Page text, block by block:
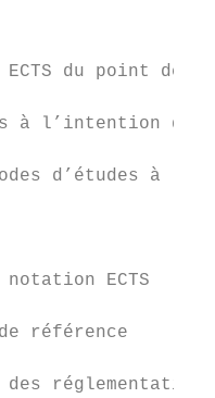
ECTS du point
à l’intention
d’études à
de notation
de
des